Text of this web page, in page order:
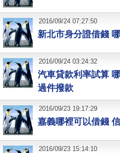
新北市身分證借錢
2016/09/24 07:27:50
汽車貸款利率試算
過件撥款
2016/09/24 03:24:32
嘉義哪裡可以借錢
2016/09/23 19:17:29
2016/09/23 15:14:10